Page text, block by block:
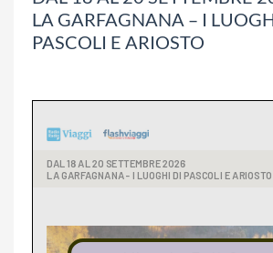
LA GARFAGNANA – I
PASCOLI E ARIOSTO